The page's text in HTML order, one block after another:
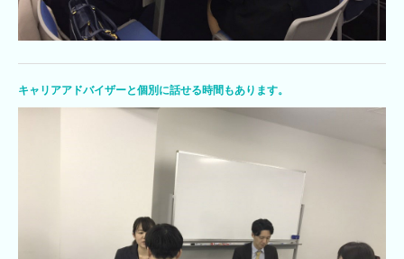
キャリアアドバイザーと個別に話せる時間もあります。